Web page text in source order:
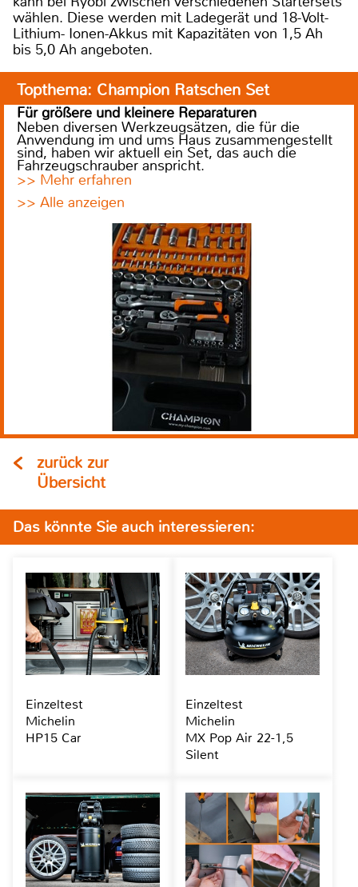
wählen. Diese werden mit Ladegerät und 18-Volt-
Lithium- Ionen-Akkus mit Kapazitäten von 1,5 Ah
bis 5,0 Ah angeboten.
Topthema: Champion Ratschen Set
Für größere und kleinere Reparaturen
Neben diversen Werkzeugsätzen, die für die
Anwendung im und ums Haus zusammengestellt
sind, haben wir aktuell ein Set, das auch die
Fahrzeugschrauber anspricht.
>> Mehr erfahren
>> Alle anzeigen
zurück zur
Übersicht
Das könnte Sie auch interessieren:
Einzeltest
Michelin
HP15 Car
Einzeltest
Michelin
MX Pop Air 22-1,5
Silent